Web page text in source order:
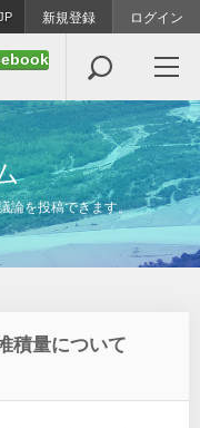
JP 新規登録 ログイン

論を投稿できます。
積量について